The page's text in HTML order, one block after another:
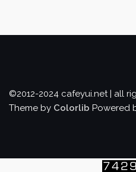
©2012-2024 cafeyui.net | all
Theme by Colorlib Powered